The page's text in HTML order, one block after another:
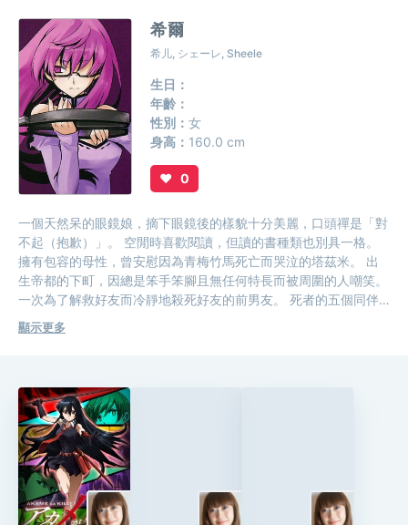
希爾
希儿, シェーレ, Sheele
生日：
年齡：
性別： 女
身高： 160.0 cm
♥ 0
一個天然呆的眼鏡娘，摘下眼鏡後的樣貌十分美麗，口頭禪是「對
不起（抱歉）」。 空閒時喜歡閱讀，但讀的書種類也別具一格。
擁有包容的母性，曾安慰因為青梅竹馬死亡而哭泣的塔茲米。 出
生帝都的下町，因總是笨手笨腳且無任何特長而被周圍的人嘲笑。
一次為了解救好友而冷靜地殺死好友的前男友。 死者的五個同伴
為了報復而殺死了希兒的家人，在去殺希兒時反被希兒殺光。希兒
在殺死他們後發現了自己殺戮的天賦。 後來在帝都從事暗殺活
小可撕咬成兩段並吞食。 在最後死亡前說了「抱歉，塔茲米，我
已經不能再把你抱在懷裡了。」
顯示更多